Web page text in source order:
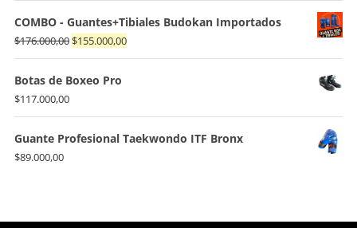
original
era:
$220.000,00.
actual
es:
$189.000,00.
COMBO - Guantes+Tibiales Budokan Importados
$176.000,00El
precio
original
$176.000,00.
$155.000,00El
precio
$155.000,00.
Botas de Boxeo Pro
$117.000,00
Guante Profesional Taekwondo ITF Bronx
$89.000,00